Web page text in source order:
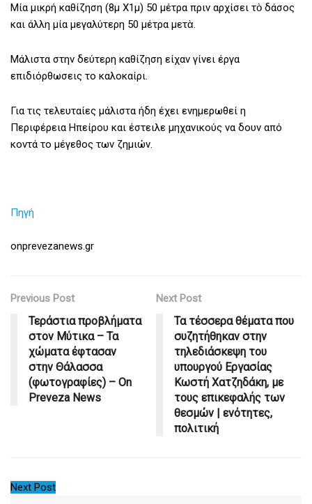
Μία μικρή καθίζηση (8μ Χ1μ) 50 μέτρα πριν αρχίσει τὸ δάσος
και άλλη μία μεγαλύτερη 50 μέτρα μετὰ.
Μάλιστα στην δεύτερη καθίζηση είχαν γίνει έργα
επιδιόρθωσεις το καλοκαίρι.
Για τις τελευταίες μάλιστα ήδη έχει ενημερωθεί η
Περιφέρεια Ηπείρου και έστειλε μηχανικούς να δουν από
κοντά το μέγεθος των ζημιών.
Πηγή
onprevezanews.gr
Previous Post
Τεράστια προβλήματα
στον Μύτικα – Τα
χώματα έφτασαν
στην Θάλασσα
(φωτογραφίες) – On
Preveza News
Next Post
Τα τέσσερα θέματα που
συζητήθηκαν στην
τηλεδιάσκεψη του
υπουργού Εργασίας
Κωστή Χατζηδάκη, με
τους επικεφαλής των
θεσμών | ενότητες,
πολιτική
Next Post